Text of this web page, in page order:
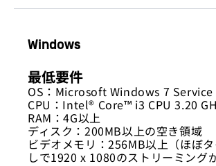
Windows
最低要件
OS：Microsoft Windows 7 Service
CPU：Intel® Core™ i3 CPU 3.20
RAM：4G以上
ディスク：200MB以上の空き領域
ビデオメモリ：256MB以上（ほぼ
しで1920 x 1080のストリーミング